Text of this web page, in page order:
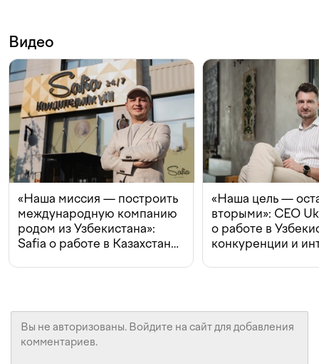
Видео
«Наша миссия — построить
международную компанию
родом из Узбекистана»:
Safia о работе в Казахстане,
«Наша цель —
вторыми»: CEO
о работе в
конкуренции и